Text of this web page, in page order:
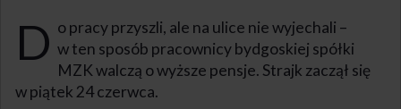
D o pracy przyszli, ale na ulice nie wyjechali –
w ten sposób pracownicy bydgoskiej spółki
MZK walczą o wyższe pensje. Strajk zaczął się
w piątek 24 czerwca.